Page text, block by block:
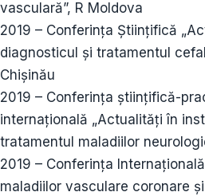
vasculară”, R Moldova
2019 – Conferința Științifică
diagnosticul și tratamentul
Chișinău
2019 – Conferința științifică-
internațională „Actualități în
tratamentul maladiilor
2019 – Conferința
maladiilor vasculare coronare